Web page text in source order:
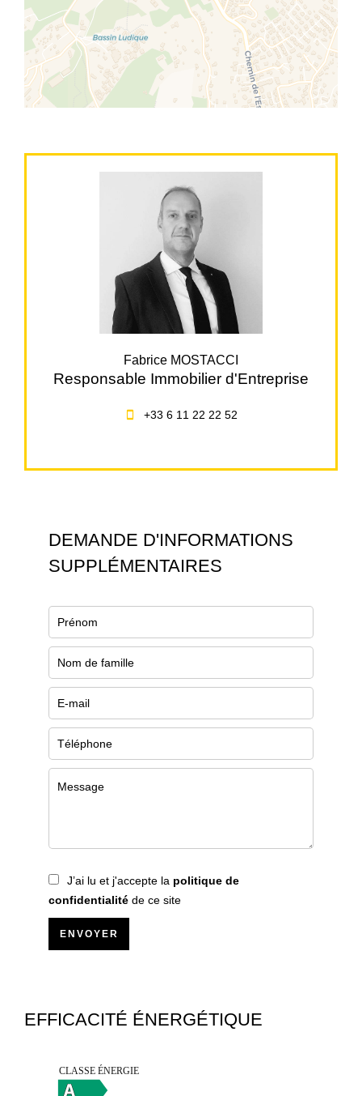
Fabrice MOSTACCI
Responsable Immobilier d'Entreprise
+33 6 11 22 22 52
DEMANDE D'INFORMATIONS
SUPPLÉMENTAIRES
J’ai lu et j'accepte la politique de
confidentialité de ce site
ENVOYER
EFFICACITÉ ÉNERGÉTIQUE